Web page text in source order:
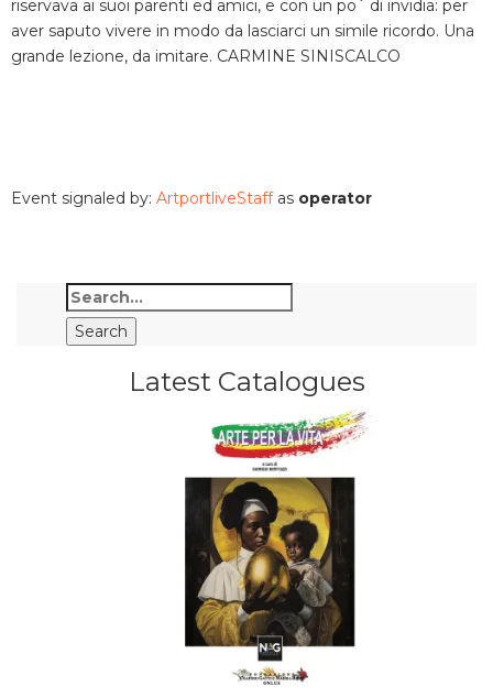
riservava ai suoi parenti ed amici, e con un po´ di invidia: per
aver saputo vivere in modo da lasciarci un simile ricordo. Una
grande lezione, da imitare. CARMINE SINISCALCO
Event signaled by: ArtportliveStaffas operator
Latest Catalogues